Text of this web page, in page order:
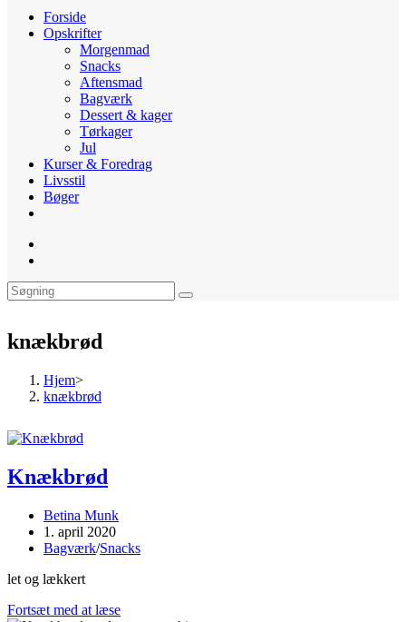
Forside
Opskrifter
Morgenmad
Snacks
Aftensmad
Bagværk
Dessert & kager
Tørkager
Jul
Kurser & Foredrag
Livsstil
Bøger
knækbrød
Hjem>
knækbrød
Knækbrød
Post
author:
Betina Munk
Post
published:
1. april 2020
Post
Bagværk/Snacks
let og lækkert
Fortsæt med at læseKnækbrød